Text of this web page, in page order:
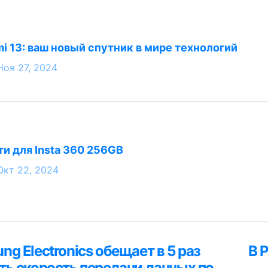
13: ваш новый спутник в мире технологий
27, 2024
для Insta 360 256GB
22, 2024
Electronics обещает в 5 раз
В